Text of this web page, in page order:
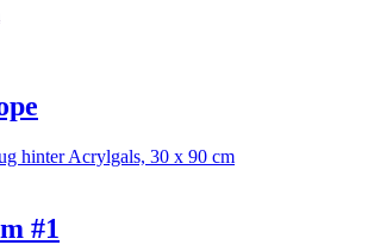
hinter Acrylgals, 30 x 90 cm
#1